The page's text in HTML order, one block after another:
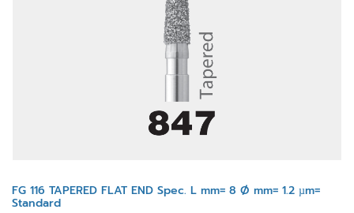
FG 116 TAPERED FLAT END Spec. L mm= 8 Ø mm= 1.2 µm=
Standard